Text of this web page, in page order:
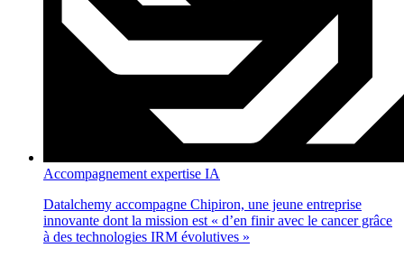
Accompagnement expertise IA
Datalchemy accompagne Chipiron, une jeune entreprise
innovante dont la mission est « d’en finir avec le cancer grâce
à des technologies IRM évolutives »